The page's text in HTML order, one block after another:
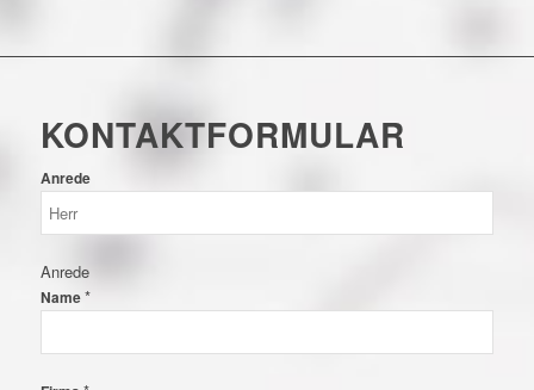
KONTAKTFORMULAR
Anrede
Anrede
Name*